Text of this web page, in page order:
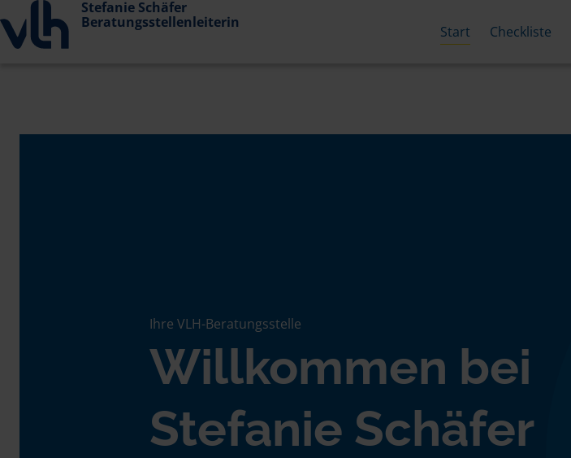
Stefanie Schäfer
Beratungsstellenleiterin
Start Checkliste
Ihre VLH-Beratungsstelle
Willkommen bei
Stefanie Schäfer